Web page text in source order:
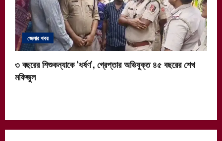
জেলার খবর
৩ বছরের শিশুকন্যাকে ‘ধর্ষণ’, গ্রেপ্তার অভিযুক্ত ৪৫ বছরের শেখ
মফিজুল